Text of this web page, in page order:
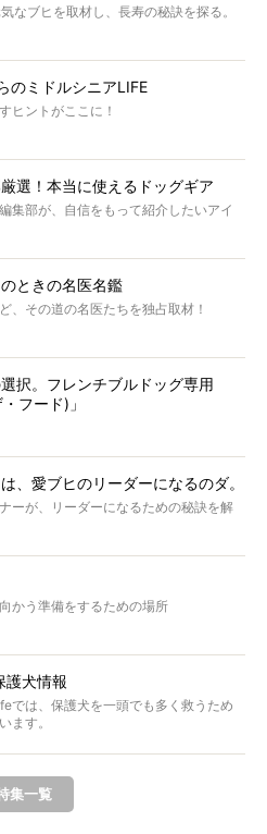
なブヒを取材し、長寿の秘訣を探る。
のミドルシニアLIFE
ヒントがここに！
厳選！本当に使えるドッグギア
集部が、自信をもって紹介したいアイ
のときの名医名鑑
、その道の名医たちを独占取材！
選択。フレンチブルドッグ専用
フード)」
、愛ブヒのリーダーになるのダ。
ーが、リーダーになるための秘訣を解
かう準備をするための場所
護犬情報
では、保護犬を一頭でも多く救うため
ます。
集一覧